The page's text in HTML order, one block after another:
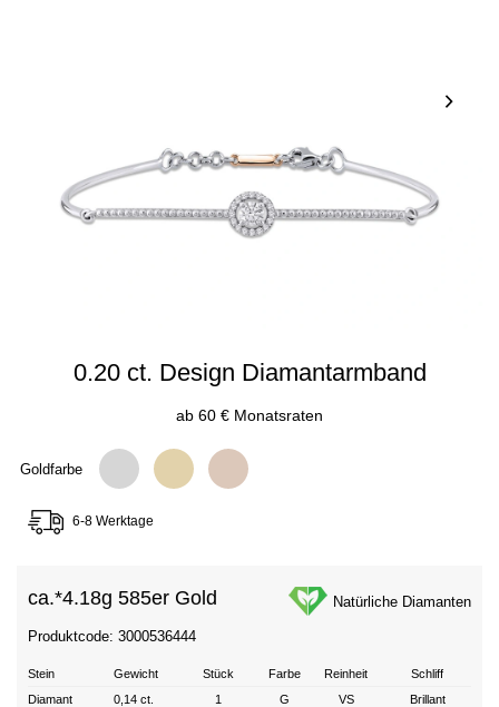
0.20 ct. Design Diamantarmband
ab 60 € Monatsraten
Goldfarbe
6-8 Werktage
ca.*4.18g 585er Gold Natürliche Diamanten
Produktcode: 3000536444
Stein Gewicht Stück Farbe Reinheit
Schliff
Diamant
0,14 ct. 1 G VS Brillant